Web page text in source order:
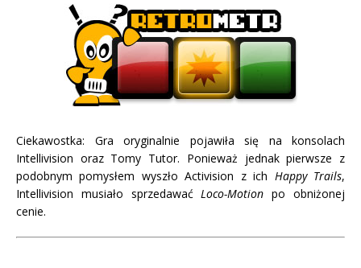
Ciekawostka: Gra oryginalnie pojawiła się na konsolach
Intellivision oraz Tomy Tutor. Ponieważ jednak pierwsze z
podobnym pomysłem wyszło Activision z ich Happy Trails,
Intellivision musiało sprzedawaćLoco-Motion po obniżonej
cenie.